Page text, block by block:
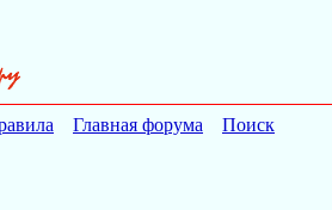
Главная форума Поиск